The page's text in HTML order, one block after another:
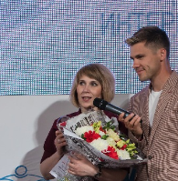
Версия для слабовидящих
Деятельность